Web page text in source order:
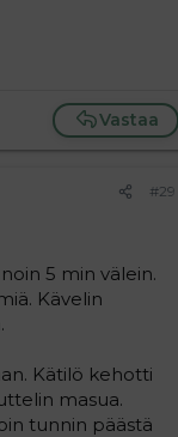
Vastaa
#29
5 min välein.
Kävelin
Kätilö kehotti
masua.
tunnin päästä